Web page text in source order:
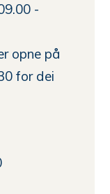
-
opne på
for dei